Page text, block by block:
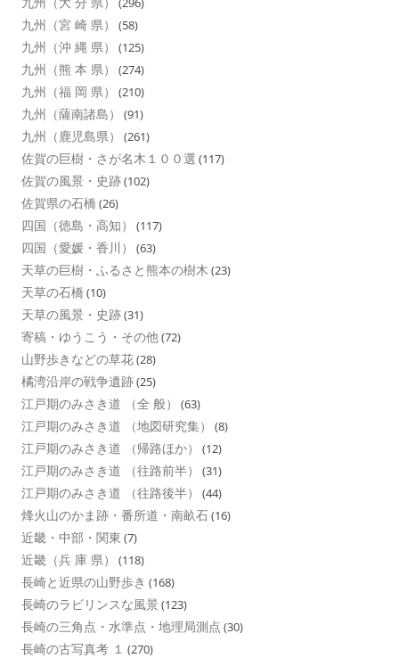
九州（宮 崎 県） (58)
九州（沖 縄 県） (125)
九州（熊 本 県） (274)
九州（福 岡 県） (210)
九州（薩南諸島） (91)
九州（鹿児島県） (261)
佐賀の巨樹・さが名木１００選 (117)
佐賀の風景・史跡(102)
佐賀県の石橋 (26)
四国（徳島・高知） (117)
四国（愛媛・香川） (63)
天草の巨樹・ふるさと熊本の樹木 (23)
天草の石橋 (10)
天草の風景・史跡(31)
寄稿・ゆうこう・その他(72)
山野歩きなどの草花(28)
橘湾沿岸の戦争遺跡(25)
江戸期のみさき道 （全 般） (63)
江戸期のみさき道 （地図研究集） (8)
江戸期のみさき道 （帰路ほか） (12)
江戸期のみさき道 （往路前半） (31)
江戸期のみさき道 （往路後半） (44)
烽火山のかま跡・番所道・南畝石(16)
近畿・中部・関東 (7)
近畿（兵 庫 県） (118)
長崎と近県の山野歩き (168)
長崎のラビリンスな風景 (123)
長崎の三角点・水準点・地理局測点 (30)
長崎の古写真考 １ (270)